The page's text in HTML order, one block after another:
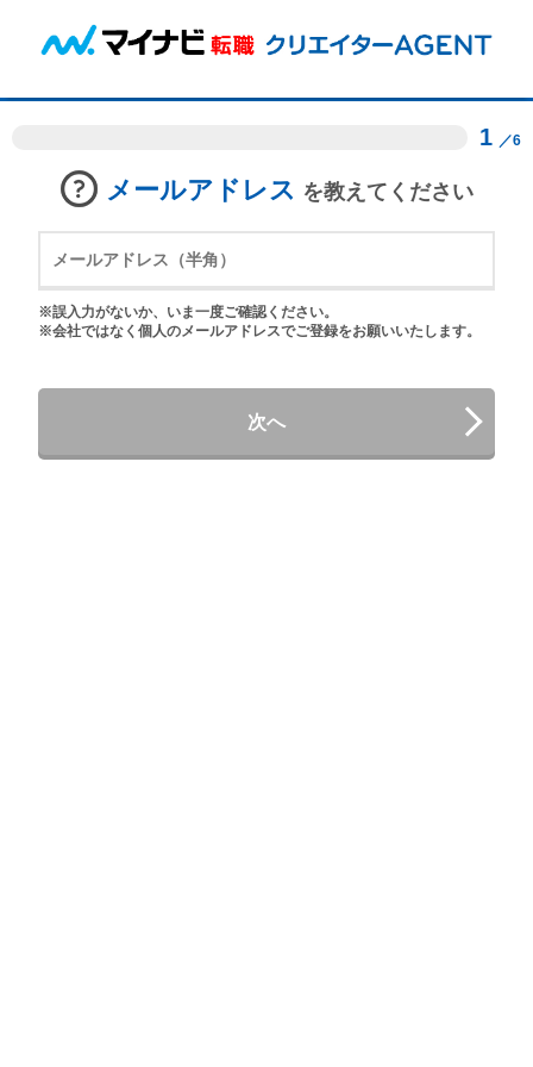
1 ／6
メールアドレス を教えてください
※誤入力がないか、いま一度ご確認ください。
※会社ではなく個人のメールアドレスでご登録をお願いいたします。
次へ